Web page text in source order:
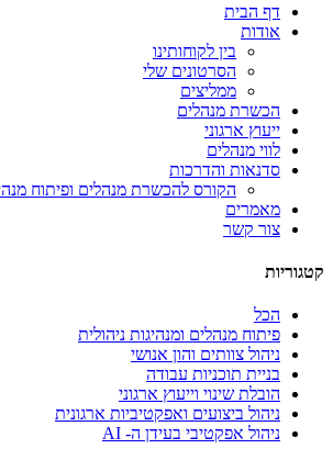
דף הבית
אודות
בין לקוחותינו
הסרטונים שלי
ממליצים
הכשרת מנהלים
ייעוץ ארגוני
לווי מנהלים
סדנאות והדרכות
הקורס להכשרת מנהלים ופיתוח
מאמרים
צור קשר
קטגוריות
הכל
פיתוח מנהלים ומנהיגות ניהולית
ניהול צוותים והון אנושי
בניית תוכניות עבודה
הובלת שינוי וייעוץ ארגוני
ניהול ביצועים ואפקטיביות ארגונית
ניהול אפקטיבי בעידן ה- AI